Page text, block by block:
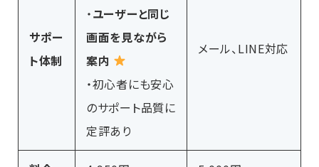
サポー
ト体制
・ユーザーと同じ
画面を見ながら
案内
・初心者にも安心
のサポート品質に
定評あり
メール、LINE対応